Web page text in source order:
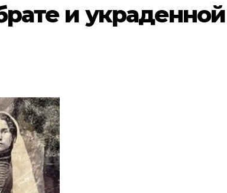
и украденной